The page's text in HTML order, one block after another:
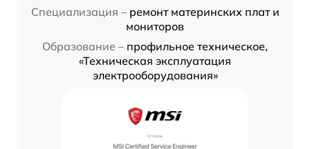
Специализация – ремонт материнских плат и
мониторов
Образование – профильное техническое,
«Техническая эксплуатация
электрооборудования»